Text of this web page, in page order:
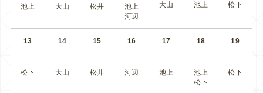
池上 大山 松井
池上
河辺
大山 池上 松下
13
松下
14
大山
15
松井
16
河辺
17
池上
18
池上
松下
19
松下